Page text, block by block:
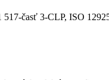
časť 3-CLP, ISO